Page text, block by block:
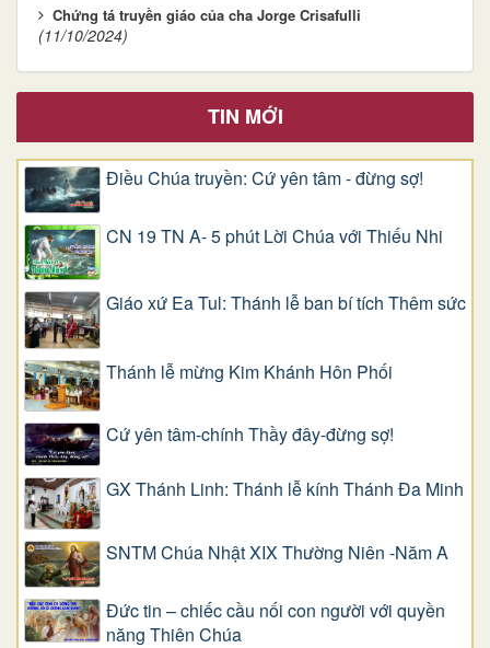
Chứng tá truyền giáo của cha Jorge Crisafulli
(11/10/2024)
TIN MỚI
Điều Chúa truyền: Cứ yên tâm - đừng sợ!
CN 19 TN A- 5 phút Lời Chúa với Thiếu Nhi
Giáo xứ Ea Tul: Thánh lễ ban bí tích Thêm sức
Thánh lễ mừng Kim Khánh Hôn Phối
Cứ yên tâm-chính Thầy đây-đừng sợ!
GX Thánh Linh: Thánh lễ kính Thánh Đa Minh
SNTM Chúa Nhật XIX Thường Niên -Năm A
Đức tin – chiếc cầu nối con người với quyền
năng Thiên Chúa